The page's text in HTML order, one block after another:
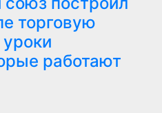
торговую
работают